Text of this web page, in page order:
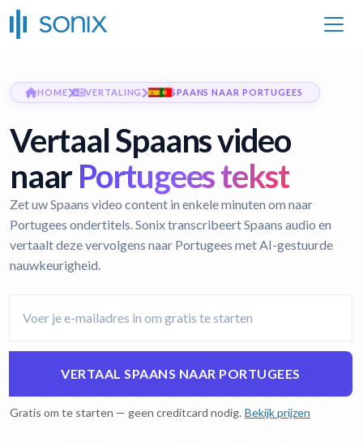
HOME VERTALING SPAANS NAAR PORTUGEES
Vertaal Spaans video
naarPortugees tekst
Zet uw Spaans video content in enkele minuten om naar
Portugees ondertitels. Sonix transcribeert Spaans audio en
vertaalt deze vervolgens naar Portugees met AI-gestuurde
nauwkeurigheid.
VERTAAL SPAANS NAAR PORTUGEES
Gratis om te starten — geen creditcard nodig. Bekijk prijzen